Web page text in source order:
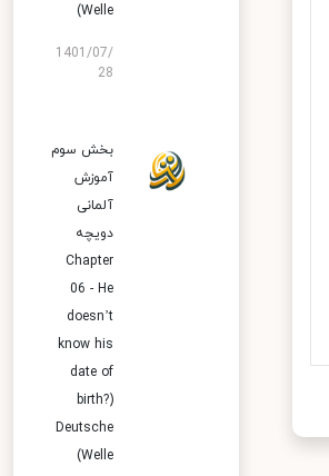
Welle)
1401/07/
28
بخش سوم
آموزش
آلمانی
دویچه
Chapter
06 - He
doesn’t
know his
date of
birth?)
Deutsche
Welle)